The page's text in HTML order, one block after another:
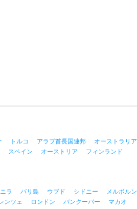
トルコ アラブ首長国連邦
オーストラリア
スペイン オーストリア
フィンランド
ラ バリ島 ウブド シドニー
メルボルン
ンツェ ロンドン バンクーバー
マカオ